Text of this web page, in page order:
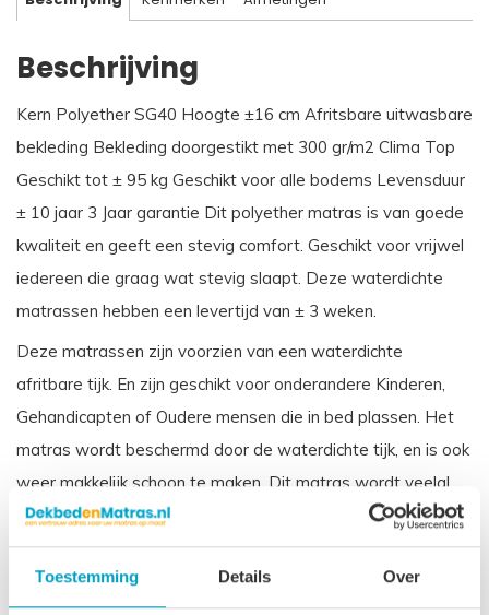
Toestemming Details Over
Beschrijving
Kern Polyether SG40 Hoogte ±16 cm Afritsbare uitwasbare
bekleding Bekleding doorgestikt met 300 gr/m2 Clima Top
Geschikt tot ± 95 kg Geschikt voor alle bodems Levensduur
± 10 jaar 3 Jaar garantie Dit polyether matras is van goede
kwaliteit en geeft een stevig comfort. Geschikt voor vrijwel
iedereen die graag wat stevig slaapt. Deze waterdichte
matrassen hebben een levertijd van ± 3 weken.
Deze matrassen zijn voorzien van een waterdichte
afritbare tijk. En zijn geschikt voor onderandere Kinderen,
Gehandicapten of Oudere mensen die in bed plassen. Het
matras wordt beschermd door de waterdichte tijk, en is ook
weer makkelijk schoon te maken. Dit matras wordt veelal
toegepast in zorginstellingen.
Vergelijkbare benamingen voor een koudschuim waterdichte
matras zijn: Incontinentie matras, Zorgmatras, Vloeistofdicht